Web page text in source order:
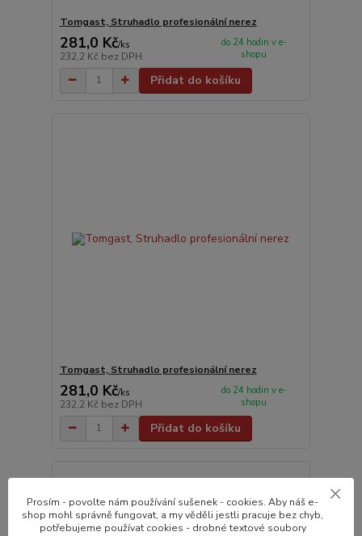
Tomgast, Struhadlo profesionální nerez
281,0 Kč/ks
232,2 Kč bez DPH
do 24 hodin v e-
shopu
Přidat do košíku
Tomgast, Struhadlo profesionální nerez
281,0 Kč/ks
232,2 Kč bez DPH
do 24 hodin v e-
shopu
Přidat do košíku
Prosím - povolte nám používání sušenek - cookies. Aby náš e-
shop mohl správně fungovat, a my věděli jestli pracuje bez chyb,
potřebujeme používat cookies - drobné textové soubory